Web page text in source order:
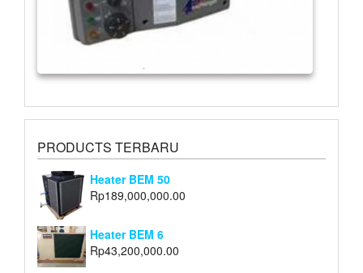
PRODUCTS TERBARU
Heater BEM 50
Rp189,000,000.00
Heater BEM 6
Rp43,200,000.00